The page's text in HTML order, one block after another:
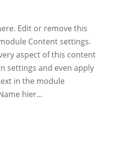
Edit or remove this
Content settings.
aspect of this content
settings and even apply
in the module
hier...